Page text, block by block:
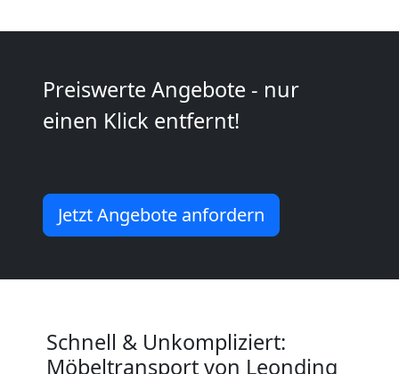
Preiswerte Angebote - nur
einen Klick entfernt!
Jetzt Angebote anfordern
Schnell & Unkompliziert:
Möbeltransport von Leonding
2
Mann
LKW
Leonding
Leonding